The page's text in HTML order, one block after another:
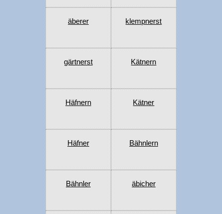
äberer klempnerst
gärtnerst Kätnern
Häfnern Kätner
Häfner Bähnlern
Bähnler äbicher